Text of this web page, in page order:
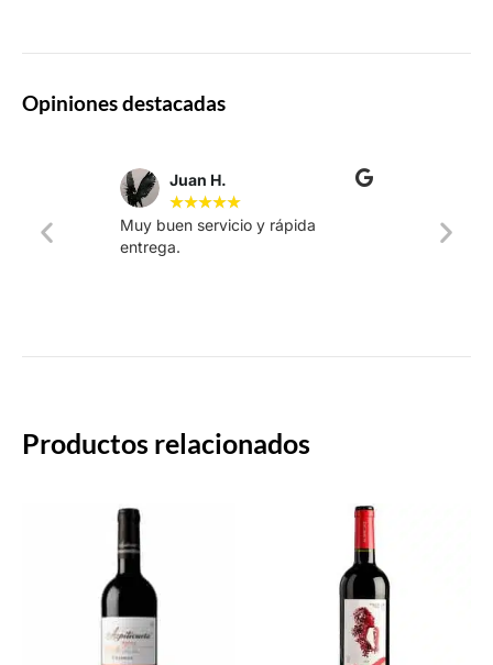
Opiniones destacadas
Juan H.
★★★★★
Muy buen servicio y rápida
entrega.
La
Productos relacionados